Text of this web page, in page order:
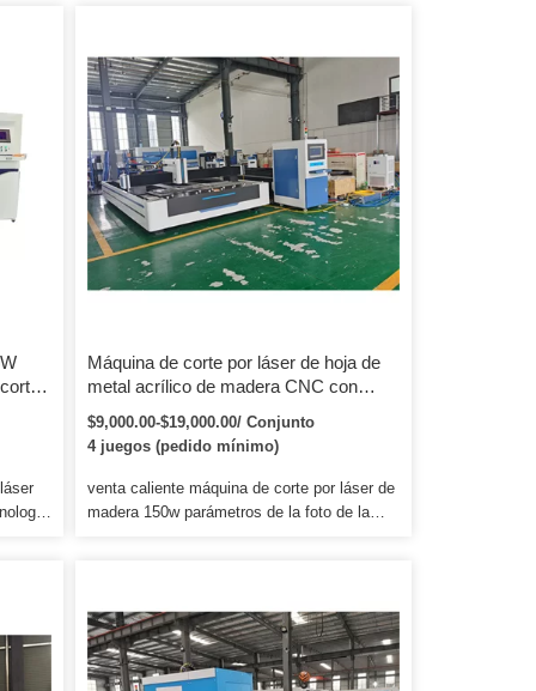
la investigación y fabricación de muchos
modelos diferentes.
/
Máquina de corte por láser de hoja de
metal acrílico de madera CNC con
cortador mixto de CO2
$9,000.00-$19,000.00/ Conjunto
4 juegos (pedido mínimo)
venta caliente máquina de corte por láser de
madera 150w parámetros de la foto de la
Reflector de 3 piezas + 1 lente de enfoque
Método de conducción Motor paso a paso
Mesa Cuchilla mesa + miel mesa peine
Sistema de control RuiDa fuera de línea con